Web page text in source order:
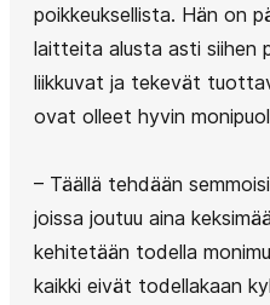
poikkeuksellista. Hän on
laitteita alusta asti siihen
liikkuvat ja tekevät
ovat olleet hyvin
– Täällä tehdään
joissa joutuu aina
kehitetään todella
kaikki eivät todellakaan